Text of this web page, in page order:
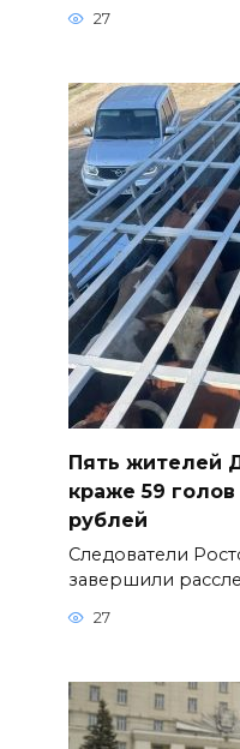
27
Пять жителей
краже 59
рублей
Следователи
завершили
27